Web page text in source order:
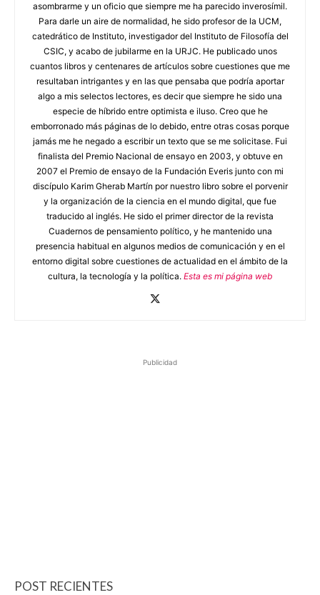
asombrarme y un oficio que siempre me ha parecido inverosímil.
Para darle un aire de normalidad, he sido profesor de la UCM,
catedrático de Instituto, investigador del Instituto de Filosofía del
CSIC, y acabo de jubilarme en la URJC. He publicado unos
cuantos libros y centenares de artículos sobre cuestiones que me
resultaban intrigantes y en las que pensaba que podría aportar
algo a mis selectos lectores, es decir que siempre he sido una
especie de híbrido entre optimista e iluso. Creo que he
emborronado más páginas de lo debido, entre otras cosas porque
jamás me he negado a escribir un texto que se me solicitase. Fui
finalista del Premio Nacional de ensayo en 2003, y obtuve en
2007 el Premio de ensayo de la Fundación Everis junto con mi
discípulo Karim Gherab Martín por nuestro libro sobre el porvenir
y la organización de la ciencia en el mundo digital, que fue
traducido al inglés. He sido el primer director de la revista
Cuadernos de pensamiento político, y he mantenido una
presencia habitual en algunos medios de comunicación y en el
entorno digital sobre cuestiones de actualidad en el ámbito de la
cultura, la tecnología y la política. Esta es mi página web
Publicidad
POST RECIENTES